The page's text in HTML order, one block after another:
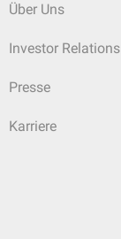
Über Uns
Investor Relations
Presse
Karriere